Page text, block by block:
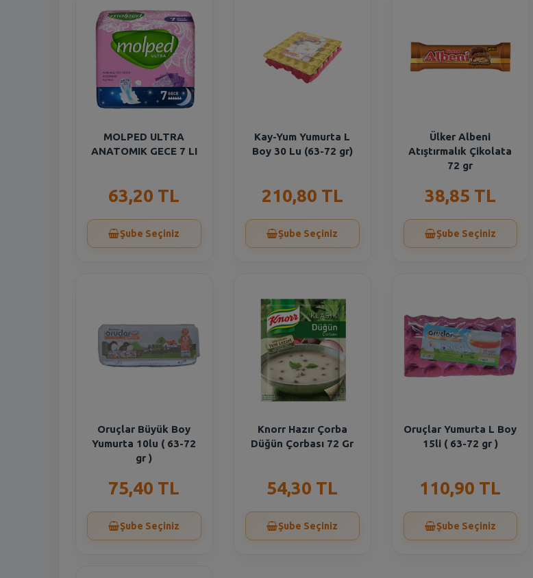
MOLPED ULTRA
ANATOMIK GECE 7 LI
63,20 TL
Şube Seçiniz
Kay-Yum Yumurta L
Boy 30 Lu (63-72 gr)
210,80 TL
Şube Seçiniz
Ülker Albeni
Atıştırmalık Çikolata
72 gr
38,85 TL
Şube Seçiniz
Oruçlar Büyük Boy
Yumurta 10lu ( 63-72
gr )
75,40 TL
Şube Seçiniz
Knorr Hazır Çorba
Düğün Çorbası 72 Gr
54,30 TL
Şube Seçiniz
Oruçlar Yumurta L Boy
15li ( 63-72 gr )
110,90 TL
Şube Seçiniz